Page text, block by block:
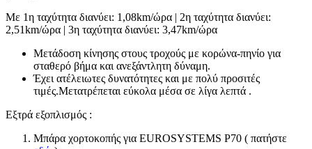
Με 1η ταχύτητα διανύει: 1,08km/ώρα | 2η ταχύτητα διανύει:
2,51km/ώρα | 3η ταχύτητα διανύει: 3,47km/ώρα
Μετάδοση κίνησης στους τροχούς με κορώνα-πηνίο για
σταθερό βήμα και ανεξάντλητη δύναμη.
Έχει ατέλειωτες δυνατότητες και με πολύ προσιτές
τιμές.Μετατρέπεται εύκολα μέσα σε λίγα λεπτά .
Εξτρά εξοπλισμός :
Μπάρα χορτοκοπής για EUROSYSTEMS P70 ( πατήστε